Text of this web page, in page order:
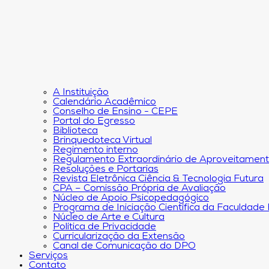
A Instituição
Calendário Acadêmico
Conselho de Ensino - CEPE
Portal do Egresso
Biblioteca
Brinquedoteca Virtual
Regimento interno
Regulamento Extraordinário de
Resoluções e Portarias
Revista Eletrônica Ciência & Tecnologia Futura
CPA – Comissão Própria de Avaliação
Núcleo de Apoio Psicopedagógico
Programa de Iniciação Científica da Faculdade
Núcleo de Arte e Cultura
Política de Privacidade
Curricularização da Extensão
Canal de Comunicação do DPO
Serviços
Contato